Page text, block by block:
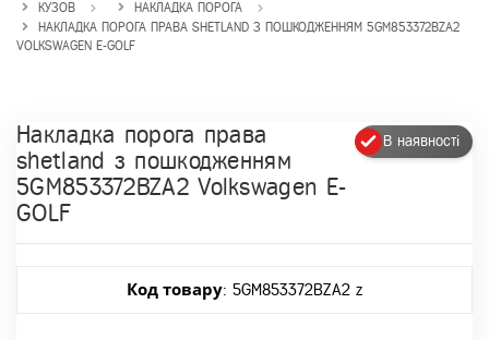
КУЗОВ
НАКЛАДКА ПОРОГА
НАКЛАДКА ПОРОГА ПРАВА SHETLAND З ПОШКОДЖЕННЯМ 5GM853372BZA2
VOLKSWAGEN E-GOLF
В наявності
Накладка порога права
shetland з пошкодженням
5GM853372BZA2 Volkswagen E-
GOLF
Код товару: 5GM853372BZA2 z